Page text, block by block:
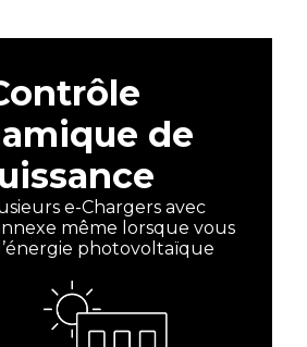
de
e-Chargers avec
même lorsque vous
photovoltaïque